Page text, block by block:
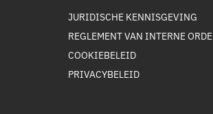
JURIDISCHE KENNISGEVING
REGLEMENT VAN INTERNE ORDE
COOKIEBELEID
PRIVACYBELEID